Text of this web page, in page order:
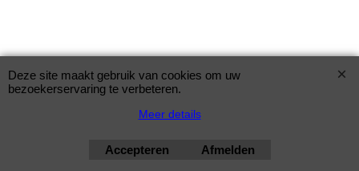
Deze site maakt gebruik van cookies om uw
bezoekerservaring te verbeteren.
Meer details
Accepteren Afmelden